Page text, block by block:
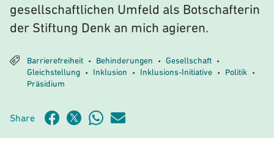
gesellschaftlichen Umfeld als Botschafterin
der Stiftung Denk an mich agieren.
Barrierefreiheit • Behinderungen • Gesellschaft •
Gleichstellung • Inklusion • Inklusions-Initiative • Politik •
Präsidium
Share